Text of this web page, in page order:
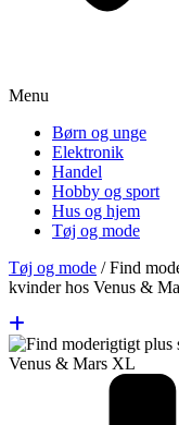
Menu
Børn og unge
Elektronik
Handel
Hobby og sport
Hus og hjem
Tøj og mode
Tøj og mode /Find
kvinder hos Venus &